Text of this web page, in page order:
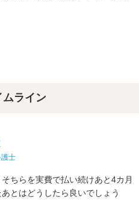
ムライン
士
ちらを実費で払い続けあと4カ月
とはどうしたら良いでしょう